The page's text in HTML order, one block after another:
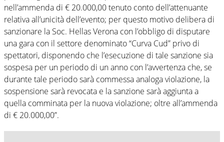
nell’ammenda di € 20.000,00 tenuto conto dell’attenuante
relativa all’unicità dell’evento; per questo motivo delibera di
sanzionare la Soc. Hellas Verona con l’obbligo di disputare
una gara con il settore denominato “Curva Cud” privo di
spettatori, disponendo che l’esecuzione di tale sanzione sia
sospesa per un periodo di un anno con l’avvertenza che, se
durante tale periodo sarà commessa analoga violazione, la
sospensione sarà revocata e la sanzione sarà aggiunta a
quella comminata per la nuova violazione; oltre all’ammenda
di € 20.000,00”.